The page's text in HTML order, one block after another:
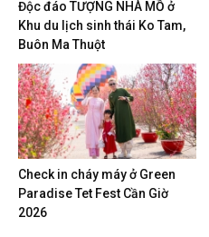
Độc đáo TƯỢNG NHÀ MỒ ở
Khu du lịch sinh thái Ko Tam,
Buôn Ma Thuột
Check in cháy máy ở Green
Paradise Tet Fest Cần Giờ
2026